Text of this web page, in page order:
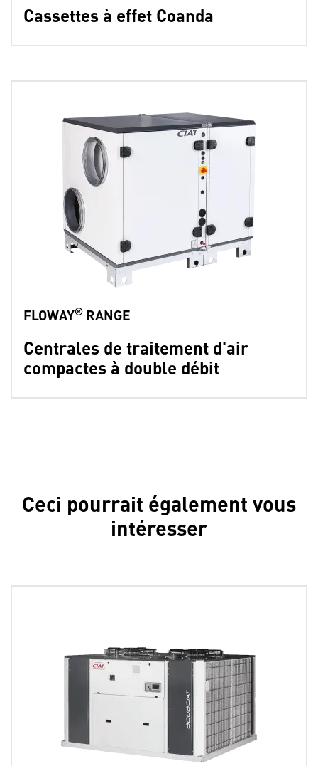
Cassettes à effet Coanda
Centrales de traitement d'air
compactes à double débit
FLOWAY® RANGE
Ceci pourrait également vous
intéresser